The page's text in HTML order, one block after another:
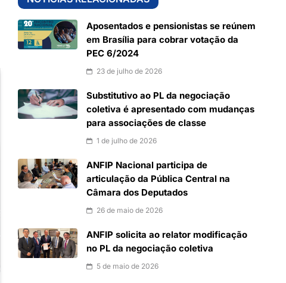
Aposentados e pensionistas se reúnem
em Brasília para cobrar votação da
PEC 6/2024
23 de julho de 2026
Substitutivo ao PL da negociação
coletiva é apresentado com mudanças
para associações de classe
1 de julho de 2026
ANFIP Nacional participa de
articulação da Pública Central na
Câmara dos Deputados
26 de maio de 2026
ANFIP solicita ao relator modificação
no PL da negociação coletiva
5 de maio de 2026